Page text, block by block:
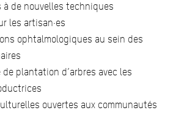
à de nouvelles techniques
les artisan·es
ophtalmologiques au sein des
de plantation d’arbres avec les
ouvertes aux communautés